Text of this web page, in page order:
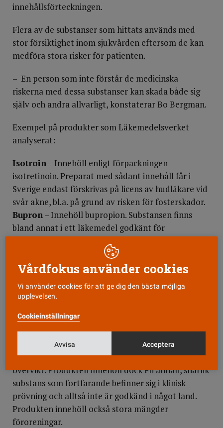
innehållsförteckningen.
Flera av de substanser som hittats används med
stor försiktighet inom sjukvården eftersom de kan
medföra stora risker för patienten.
– En person som inte förstår de medicinska
riskerna med dessa substanser kan skada både sig
själv och andra allvarligt, konstaterar Bo Bergman.
Exempel på produkter som Läkemedelsverket
analyserat:
Isotroin– Innehöll enligt förpackningen
isotretinoin. Preparat med sådant innehåll får i
Sverige endast förskrivas på licens av hudläkare vid
svår akne, bl.a. på grund av risken för fosterskador.
Bupron– Innehöll bupropion. Substansen finns
bland annat i ett läkemedel godkänt för
Alltför höga doser kan orsaka krampanfall och
substansen kan också interagera med andra
Ginko stack– Innehöll odeklarerat efedrin som
person med hjärt-kärlsjukdom som använder
medlet kan utsättas för allvarliga risker.
– Uppgavs innehålla substansen orlistat
som ingår i läkemedel godkända för behandling av
övervikt. Produkten innehöll dock en annan, snarlik
substans som fortfarande befinner sig i klinisk
prövning och alltså inte är godkänd i något land.
Produkten innehöll också stora mängder
föroreningar.
Vårdfokus använder cookies
Vi använder cookies för att ge dig den bästa möjliga
upplevelsen.
Cookieinställningar
Avvisa Acceptera